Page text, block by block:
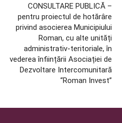
CONSULTARE PUBLICĂ –
pentru proiectul de hotărâre
privind asocierea Municipiului
Roman, cu alte unități
administrativ-teritoriale, în
vederea înființării Asociației de
Dezvoltare Intercomunitară
“Roman Invest”